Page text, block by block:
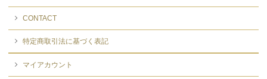
CONTACT
特定商取引法に基づく表記
マイアカウント